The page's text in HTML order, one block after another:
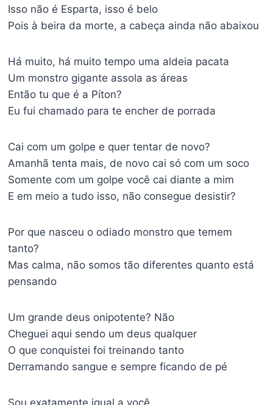
Isso não é Esparta, isso é belo
Pois à beira da morte, a cabeça ainda não abaixou
Há muito, há muito tempo uma aldeia pacata
Um monstro gigante assola as áreas
Então tu que é a Píton?
Eu fui chamado para te encher de porrada
Cai com um golpe e quer tentar de novo?
Amanhã tenta mais, de novo cai só com um soco
Somente com um golpe você cai diante a mim
E em meio a tudo isso, não consegue desistir?
Por que nasceu o odiado monstro que temem
tanto?
Mas calma, não somos tão diferentes quanto está
pensando
Um grande deus onipotente? Não
Cheguei aqui sendo um deus qualquer
O que conquistei foi treinando tanto
Derramando sangue e sempre ficando de pé